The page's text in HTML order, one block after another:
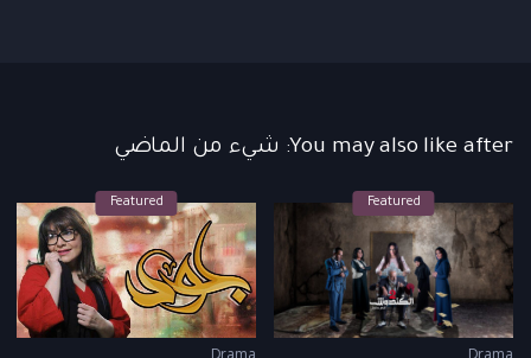
You may also like after: شيء من الماضي
Featured
Drama
Featured
Drama